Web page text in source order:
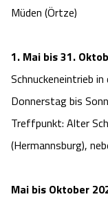
Müden (Örtze)
1. Mai bis 31.
Schnuckeneintrieb
Donnerstag bis
Treffpunkt: Alter
(Hermannsburg),
Mai bis Oktober